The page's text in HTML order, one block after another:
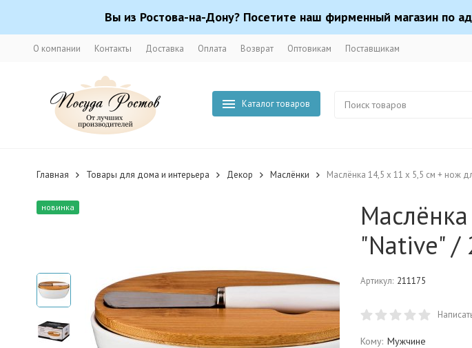
Вы из Ростова-на-Дону? Посетите наш фирменный магазин по
О компании Контакты Доставка Оплата Возврат Оптовикам Поставщикам
Каталог товаров
Главная Товары для дома и интерьера Декор Маслёнки Маслёнка 14,5 х 11 х 5,5 см + нож
новинка
"Native" /
Артикул: 211175
Кому: Мужчине